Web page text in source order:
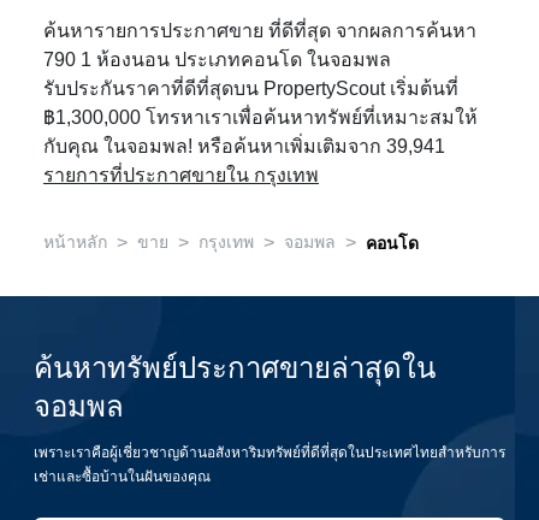
ค้นหารายการประกาศขาย ที่ดีที่สุด จากผลการค้นหา
790 1 ห้องนอน ประเภทคอนโด ในจอมพล
รับประกันราคาที่ดีที่สุดบน PropertyScout เริ่มต้นที่
฿1,300,000 โทรหาเราเพื่อค้นหาทรัพย์ที่เหมาะสมให้
กับคุณ ในจอมพล! หรือค้นหาเพิ่มเติมจาก 39,941
รายการที่ประกาศขายใน กรุงเทพ
หน้าหลัก > ขาย > กรุงเทพ > จอมพล > คอนโด
ค้นหาทรัพย์ประกาศขายล่าสุดใน
จอมพล
เพราะเราคือผู้เชี่ยวชาญด้านอสังหาริมทรัพย์ที่ดีที่สุดในประเทศไทยสำหรับการ
เช่าและซื้อบ้านในฝันของคุณ